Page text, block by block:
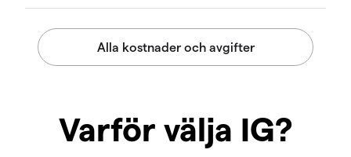
Varför välja IG?